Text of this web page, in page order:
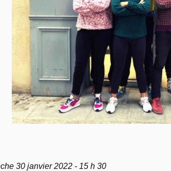
30 janvier 2022 - 15 h 30